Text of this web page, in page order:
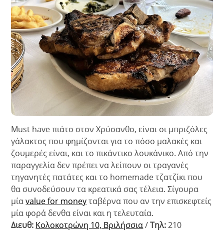
Must have πιάτο στον Χρύσανθο, είναι οι μπριζόλες
γάλακτος που φημίζονται για το πόσο μαλακές και
ζουμερές είναι, και το πικάντικο λουκάνικο. Από την
παραγγελία δεν πρέπει να λείπουν οι τραγανές
τηγανητές πατάτες και το homemade τζατζίκι που
θα συνοδεύσουν τα κρεατικά σας τέλεια. Σίγουρα
μίαvalue for moneyταβέρνα που αν την επισκεφτείς
μία φορά δενθα είναι και η τελευταία.
Διευθ: Κολοκοτρώνη 10, Βριλήσσια/Τηλ:210